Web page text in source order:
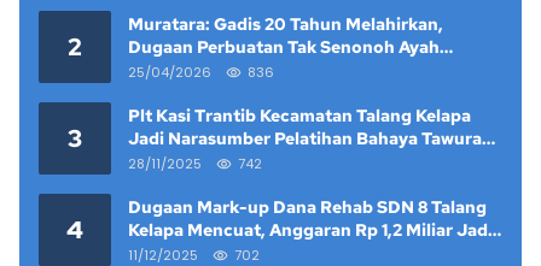
2
Muratara: Gadis 20 Tahun Melahirkan,
Dugaan Perbuatan Tak Senonoh Ayah
Kandung Mencuat
25/04/2026 836
3
Plt Kasi Trantib Kecamatan Talang Kelapa
Jadi Narasumber Pelatihan Bahaya Tawuran
dan Narkoba di Keramat Raya
28/11/2025 742
4
Dugaan Mark-up Dana Rehab SDN 8 Talang
Kelapa Mencuat, Anggaran Rp 1,2 Miliar Jadi
Sorotan
11/12/2025 702